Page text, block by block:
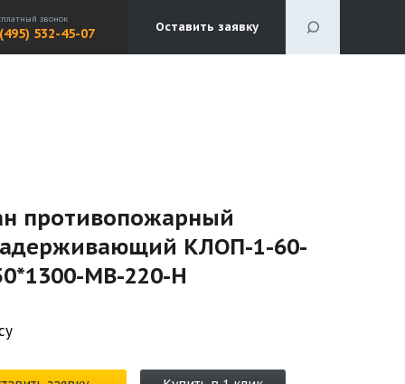
звонок
532-45-07 Оставить заявку
противопожарный
КЛОП-1-60-
МВ-220-H